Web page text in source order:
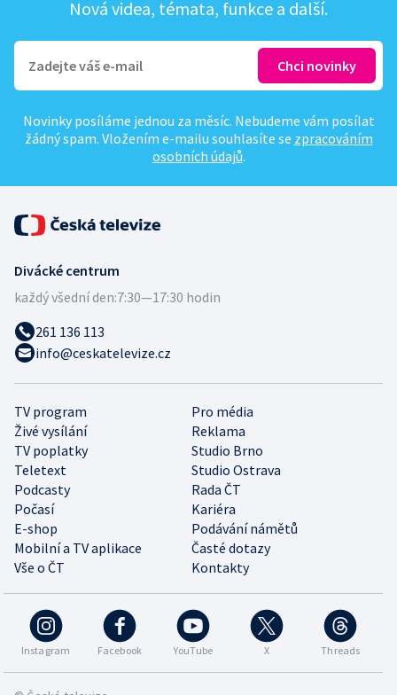
Nová videa, témata, funkce a další.
Novinky posíláme jednou za měsíc. Nebudeme vám posílat
žádný spam. Vložením e-mailu souhlasíte se zpracováním
osobních údajů.